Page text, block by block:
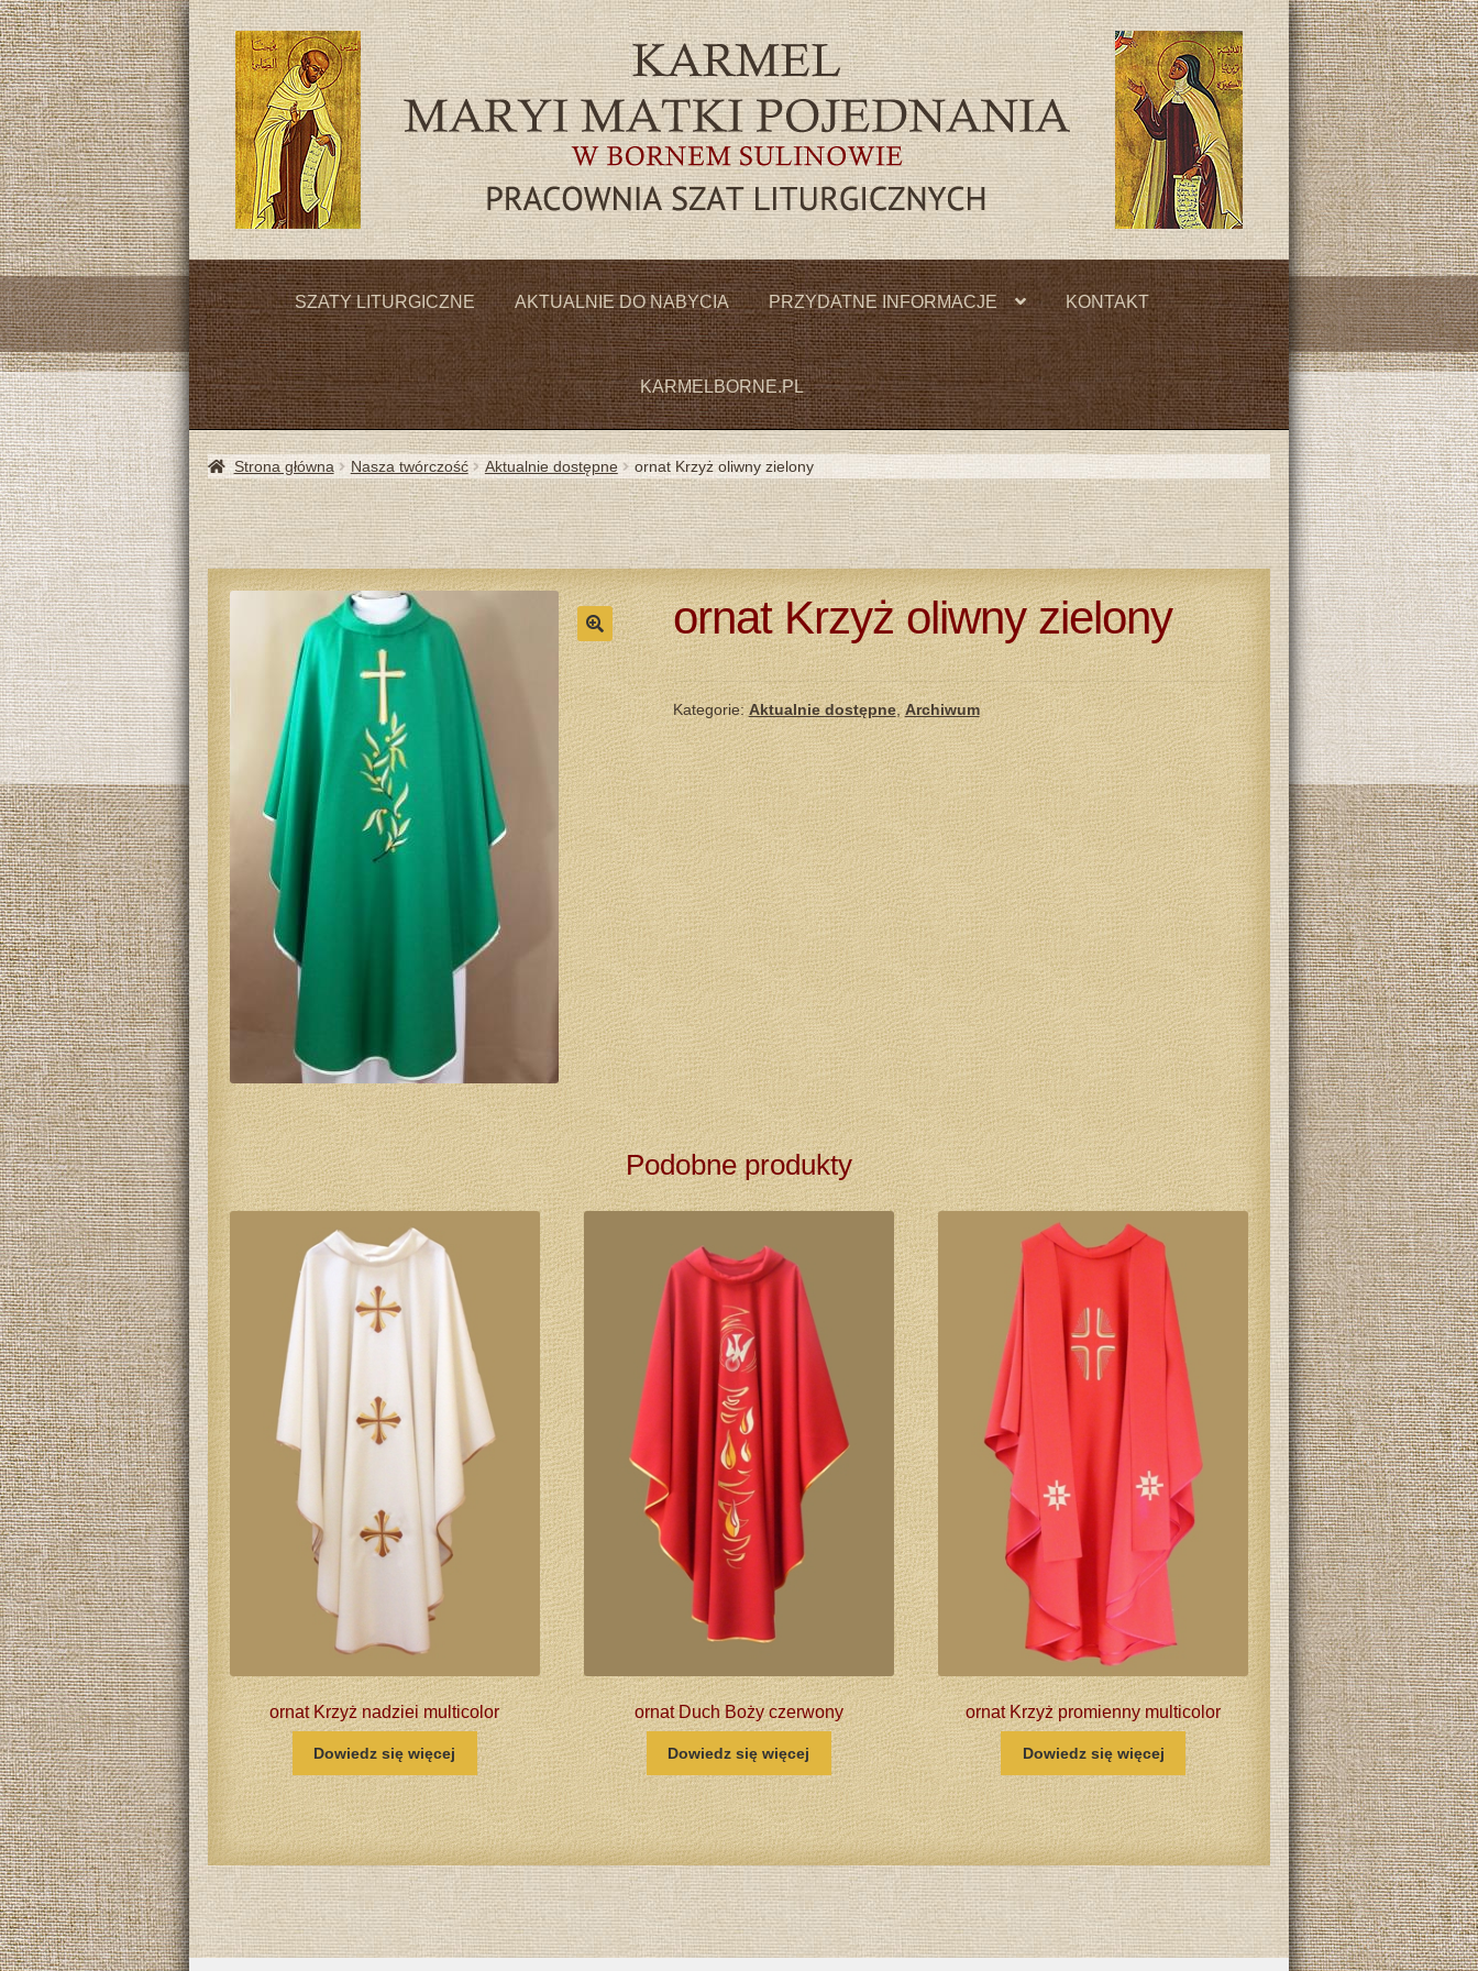
Przejdź
do
nawigacji
Przejdź
do
treści
SZATY LITURGICZNE AKTUALNIE DO NABYCIA PRZYDATNE INFORMACJE KONTAKT
KARMELBORNE.PL
Strona główna Nasza twórczość Aktualnie dostępne ornat Krzyż oliwny zielony
ornat Krzyż oliwny zielony
Kategorie:Aktualnie dostępne,Archiwum
Podobne produkty
ornat Krzyż nadziei multicolor
Dowiedz się więcej
ornat Duch Boży czerwony
Dowiedz się więcej
ornat Krzyż promienny multicolor
Dowiedz się więcej